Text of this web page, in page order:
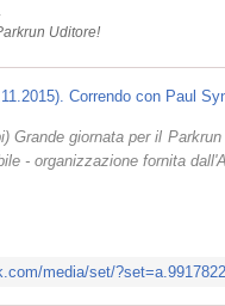
Uditore!
Grande giornata per il
- organizzazione fornita